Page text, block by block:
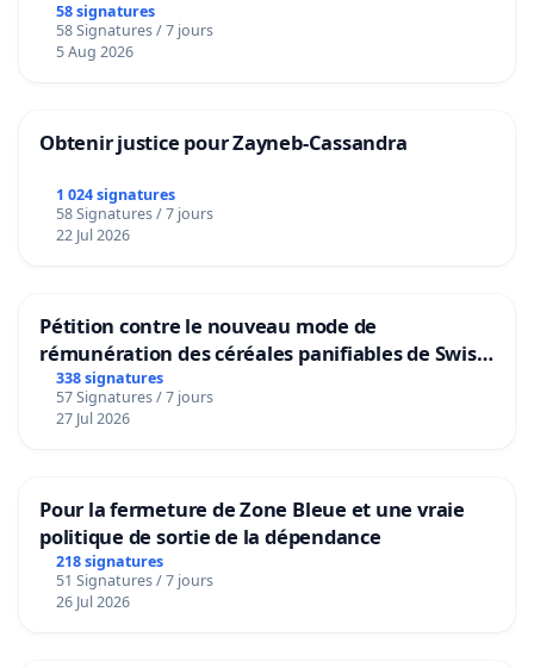
58 signatures
58 Signatures / 7 jours
5 Aug 2026
Obtenir justice pour Zayneb-Cassandra
1 024 signatures
58 Signatures / 7 jours
22 Jul 2026
Pétition contre le nouveau mode de
rémunération des céréales panifiables de Swiss
granum basé sur la teneur en protéines
338 signatures
57 Signatures / 7 jours
27 Jul 2026
Pour la fermeture de Zone Bleue et une vraie
politique de sortie de la dépendance
218 signatures
51 Signatures / 7 jours
26 Jul 2026